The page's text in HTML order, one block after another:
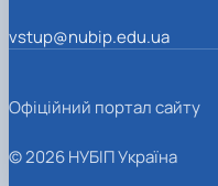
vstup@nubip.edu.ua
Офіційний портал сайту
© 2026 НУБІП Україна